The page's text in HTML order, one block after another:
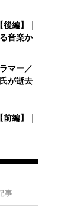
編】｜
音楽か
マー／
が逝去
編】｜
事